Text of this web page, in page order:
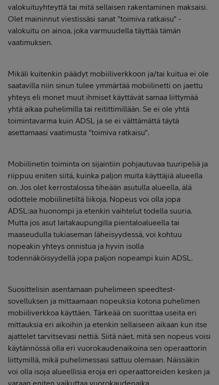
valokuituyhteyttä tai mitä sellaisen rakentaminen maksaisi.
Olet maininnut viestissäsi sanat "toimiva ratkaisu" -
valokuitu on ainoa, joka varmuudella täyttää tämän
vaatimuksen.
Mikäli kuitenkin päädyt mobiiliverkkoon ja/tai kuitua ei ole
saatavilla niin sinun tulee ymmärtää mobiilinetti on jaettu
yhteys eli monet muut ihmiset käyttävät samaa liittymää
yhtä aikaa puhelimilla tai reitittimillään. Se ei ole yhtä
toimintavarma kuin ADSL ja se ei välttämättä täytä
asettamaasi vaatimusta "toimiva ratkaisu".
Mobiilinetin toiminta on sijaintiin pohjautuvaa tuuripeliä ja
riippuu eniten siitä, kuinka paljon muita käyttäjiä alueella
on. Jos olet kerrostalossa tiheään asutulla alueella, älä
odottele mobiilinetiltä liikoja. Nopeus voi olla jopa
ADSL:aa huonompi ja etenkin vaihtelut todella suuria.
Mutta jos asut laitakaupungilla pientaloalueella tai
maaseudulla tukiaseman läheisyydessä, voi kohtuu
nopeakin yhteys onnistua ja hyvin isolla
todennäköisyydellä jopa paljon nopeampi kuin ADSL.
Suosittelisin asentamaan puhelimeen speedtest-
sovelluksen ja mittaamaan nopeuksia kotona puhelimen
mobiiliverkkoa käyttäen. Tärkeää on suorittaa useita eri
mittauksia eri aikoihin ja etenkin sellaiseen aikaan kun itse
ajattelet tarvitsevasi nettiä. Siitä näet, mitä sen nopeus voisi
käytännössä olla eri vuorokaudenaikoina sen operaattorin
liittymillä, mikä puhelimessasi sattuu olemaan. Näissäkin
voi olla isoja alueellisia eroja eri operaattoreiden kesken ja
varaan eniten vaikuttaa vuorokaudenaika.